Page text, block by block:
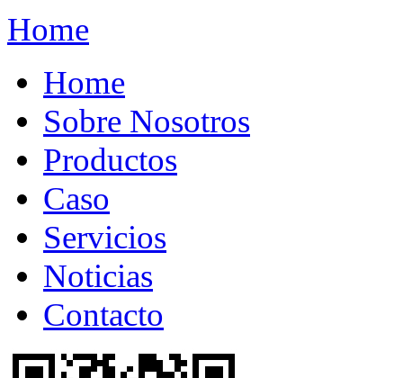
Home
Home
Sobre Nosotros
Productos
Caso
Servicios
Noticias
Contacto